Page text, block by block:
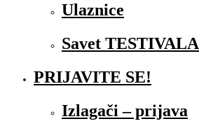
Ulaznice
Savet TESTIVALA
PRIJAVITE SE!
Izlagači – prijava